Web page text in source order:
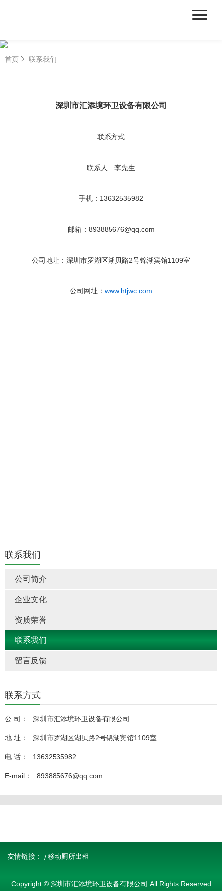
联系我们
公司简介
企业文化
资质荣誉
联系我们
留言反馈
联系方式
公 司： 深圳市汇添境环卫设备有限公司
地 址： 深圳市罗湖区湖贝路2号锦湖宾馆1109室
电 话： 13632535982
E-mail： 893885676@qq.com
首页 联系我们
深圳市汇添境环卫设备有限公司
联系方式
联系人：李先生
手机：13632535982
邮箱：893885676@qq.com
公司地址：深圳市罗湖区湖贝路2号锦湖宾馆1109室
公司网址： www.htjwc.com
友情链接： 移动厕所出租
Copyright © 深圳市汇添境环卫设备有限公司 All Rights Reserved